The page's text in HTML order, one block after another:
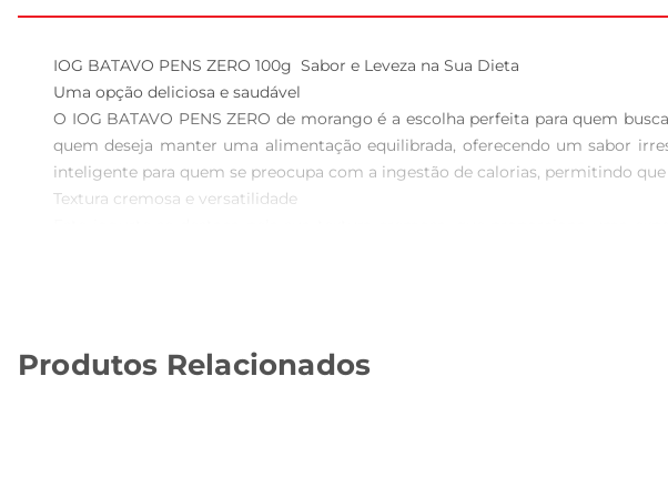
IOG BATAVO PENS ZERO 100g  Sabor e Leveza na Sua Dieta
Uma opção deliciosa e saudável
O IOG BATAVO PENS ZERO de morango é a escolha perfeita para quem
quem deseja manter uma alimentação equilibrada, oferecendo um sabor
inteligente para quem se preocupa com a ingestão de calorias, permitindo
Textura cremosa e versatilidade
receitas, como smoothies, sobremesas ou até mesmo como
Produtos Relacionados